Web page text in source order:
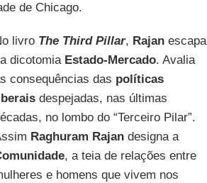
de Chicago.
livroThe Third Pillar, Rajanescapa
dicotomia Estado-Mercado. Avalia
consequências das políticas
despejadas, nas últimas
no lombo do “Terceiro Pilar”.
Raghuram Rajandesigna a
, a teia de relações entre
e homens que vivem nos